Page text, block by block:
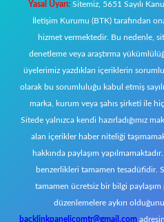
Yasal Uyarı: Sitemiz, 5651 Sayılı
İletişim Kurumu (BTK) tarafından
hizmet vermektedir. Bu nedenle,
denetleme veya araştırma
üyelerimiz yazdıkları içeriklerin
olarak bu sorumluluğu kabul etmiş
marka, kurum veya şahıs şirketi ile
Sitede yalnızca kendi hazırladığımız
alan içerikler haber niteliği
hakkında paylaşım
benzerlikleri tamamen tesadüfidir.
tamamen ücretsiz bir bilgi
düzenlemelere aykırı
backlinkpanelicomtr@gmail.com